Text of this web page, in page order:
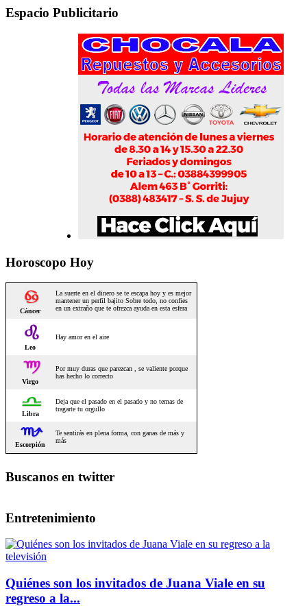
Espacio Publicitario
Horoscopo Hoy
Buscanos en twitter
Entretenimiento
Quiénes son los invitados de Juana Viale en su
regreso a la...